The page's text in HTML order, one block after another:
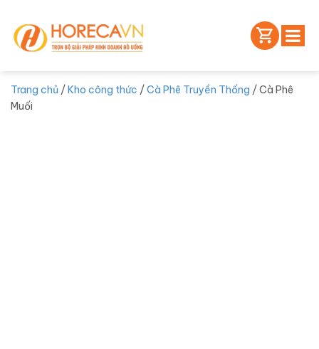
Trang chủ /Kho công thức /Cà Phê Truyền Thống / Cà Phê
Muối